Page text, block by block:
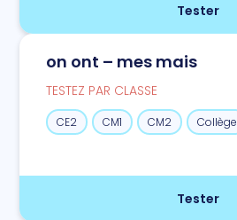
Tester
on ont – mes mais
TESTEZ PAR CLASSE
CE2 CM1 CM2 Collège
Tester